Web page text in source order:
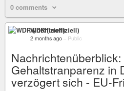
0 comments
WDR (inoffiziell)
2 months ago – Public
Nachrichtenüberblick:
Gehaltstranparenz in
verzögert sich - EU-